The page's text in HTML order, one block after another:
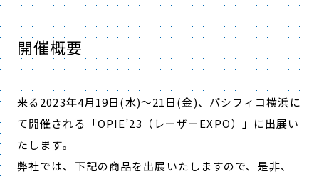
開催概要
来る2023年4月19日(水)～21日(金)、パシフィコ横浜に
て開催される「OPIE’23（レーザーEXPO）」に出展い
たします。
弊社では、下記の商品を出展いたしますので、是非、